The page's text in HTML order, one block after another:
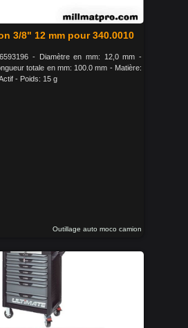
3/8" 12 mm pour 340.0010
- Diamètre en mm: 12,0 mm -
totale en mm: 100.0 mm - Matière:
- Poids: 15 g
Outillage auto moco camion